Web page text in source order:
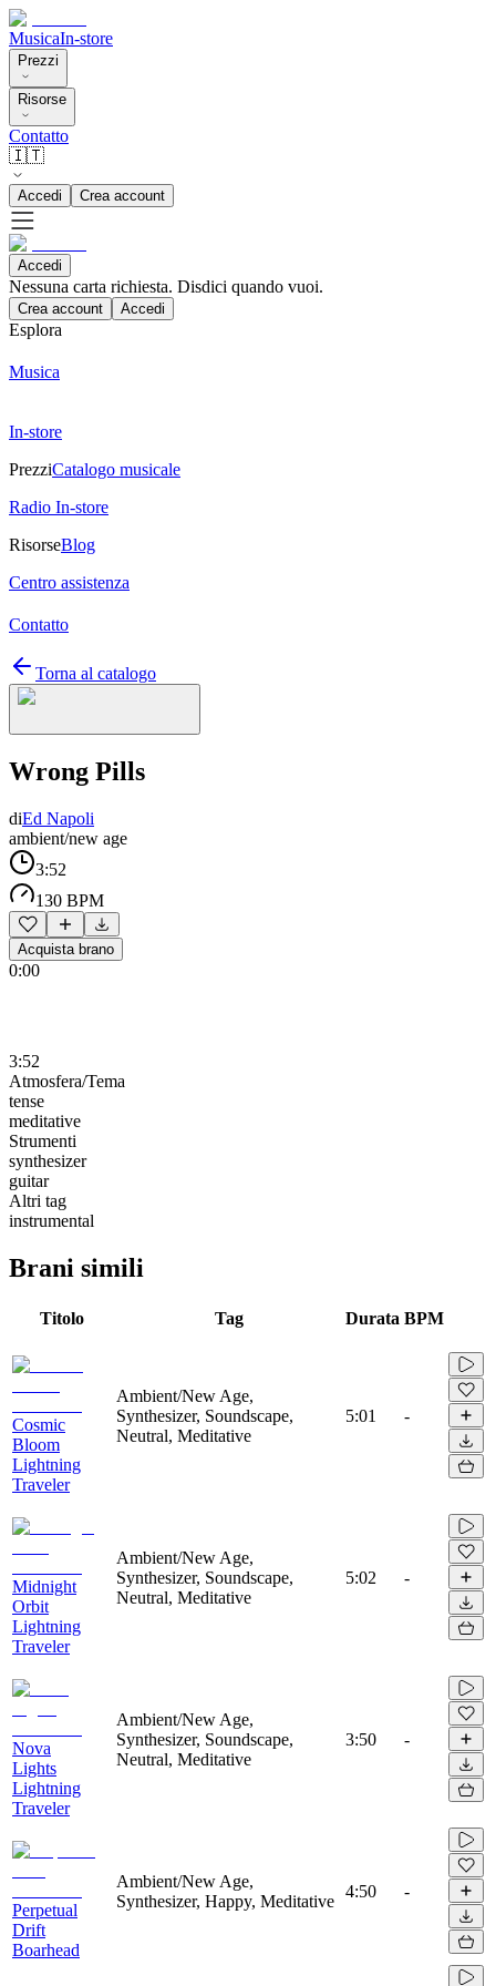
MusicaIn-store
Prezzi
Risorse
Contatto
🇮🇹
Accedi Crea account
Accedi
Nessuna carta richiesta. Disdici quando vuoi.
Crea account Accedi
Esplora
Musica
In-store
PrezziCatalogo musicale
Radio In-store
RisorseBlog
Centro assistenza
Contatto
Torna al catalogo
Wrong Pills
diEd Napoli
ambient/new age
3:52
130 BPM
Acquista brano
0:00
3:52
Atmosfera/Tema
tense
meditative
Strumenti
synthesizer
guitar
Altri tag
instrumental
Brani simili
Titolo Tag Durata BPM
Cosmic
Bloom
Lightning
Traveler
Ambient/New Age,
Synthesizer, Soundscape,
Neutral, Meditative
5:01 -
Midnight
Orbit
Lightning
Traveler
Ambient/New Age,
Synthesizer, Soundscape,
Neutral, Meditative
5:02 -
Nova
Lights
Lightning
Traveler
Ambient/New Age,
Synthesizer, Soundscape,
Neutral, Meditative
3:50 -
Perpetual
Drift
Boarhead
Ambient/New Age,
Synthesizer, Happy, Meditative
4:50 -